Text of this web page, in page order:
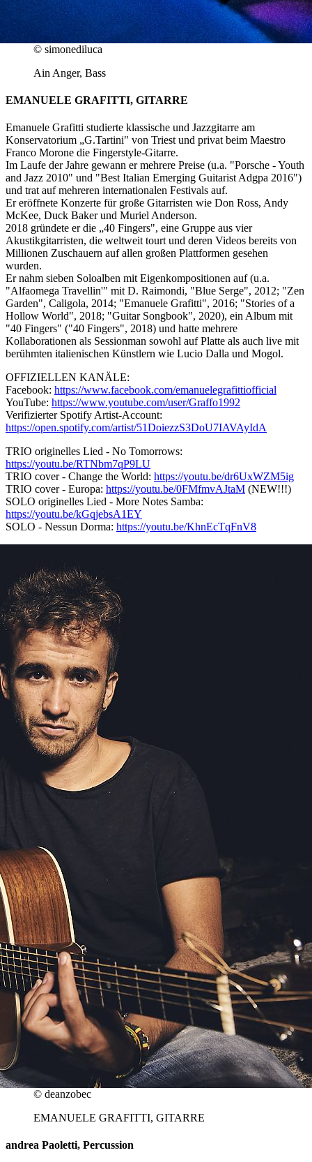
© simonediluca
Ain Anger, Bass
EMANUELE GRAFITTI, GITARRE
Emanuele Grafitti studierte klassische und Jazzgitarre am
Konservatorium „G.Tartini" von Triest und privat beim Maestro
Franco Morone die Fingerstyle-Gitarre.
Im Laufe der Jahre gewann er mehrere Preise (u.a. "Porsche - Youth
and Jazz 2010" und "Best Italian Emerging Guitarist Adgpa 2016")
und trat auf mehreren internationalen Festivals auf.
Er eröffnete Konzerte für große Gitarristen wie Don Ross, Andy
McKee, Duck Baker und Muriel Anderson.
2018 gründete er die „40 Fingers", eine Gruppe aus vier
Akustikgitarristen, die weltweit tourt und deren Videos bereits von
Millionen Zuschauern auf allen großen Plattformen gesehen
wurden.
Er nahm sieben Soloalben mit Eigenkompositionen auf (u.a.
"Alfaomega Travellin'" mit D. Raimondi, "Blue Serge", 2012; "Zen
Garden", Caligola, 2014; "Emanuele Grafitti", 2016; "Stories of a
Hollow World", 2018; "Guitar Songbook", 2020), ein Album mit
"40 Fingers" ("40 Fingers", 2018) und hatte mehrere
Kollaborationen als Sessionman sowohl auf Platte als auch live mit
berühmten italienischen Künstlern wie Lucio Dalla und Mogol.
OFFIZIELLEN KANÄLE:
Facebook: https://www.facebook.com/emanuelegrafittiofficial
YouTube: https://www.youtube.com/user/Graffo1992
Verifizierter Spotify Artist-Account:
https://open.spotify.com/artist/51DoiezzS3DoU7IAVAyIdA
TRIO originelles Lied - No Tomorrows:
https://youtu.be/RTNbm7qP9LU
TRIO cover - Change the World: https://youtu.be/dr6UxWZM5ig
TRIO cover - Europa: https://youtu.be/0FMfmvAJtaM (NEW!!!)
SOLO originelles Lied - More Notes Samba:
https://youtu.be/kGqjebsA1EY
SOLO - Nessun Dorma: https://youtu.be/KhnEcTqFnV8
© deanzobec
EMANUELE GRAFITTI, GITARRE
andrea Paoletti, Percussion